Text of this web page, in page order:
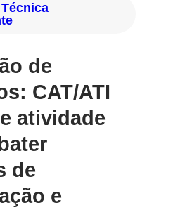
de
CAT/ATI
atividade
de
e